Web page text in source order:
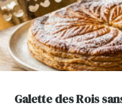
Galette des Rois